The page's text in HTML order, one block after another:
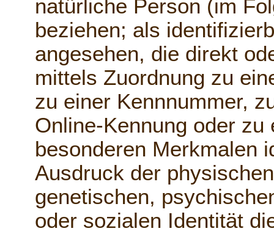
natürliche Person (im
beziehen; als
angesehen, die direkt
mittels Zuordnung zu
zu einer Kennnummer,
Online-Kennung oder zu
besonderen Merkmalen
Ausdruck der
genetischen,
oder sozialen Identität